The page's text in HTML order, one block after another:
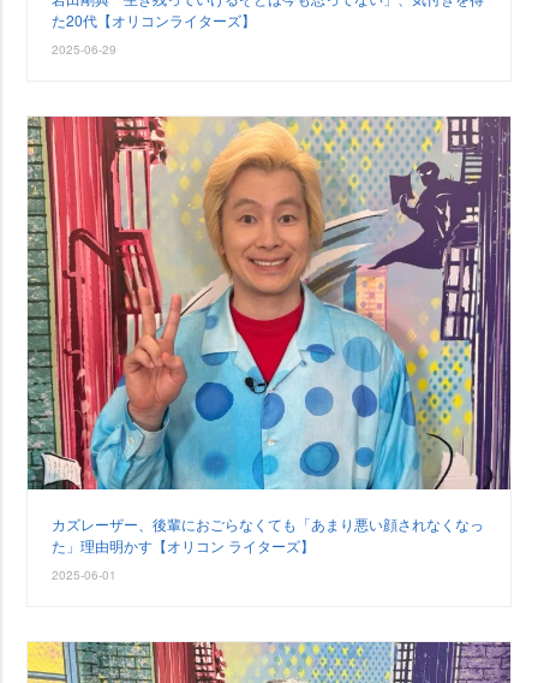
た20代【オリコンライターズ】
2025-06-29
カズレーザー、後輩におごらなくても「あまり悪い顔されなくなっ
た」理由明かす【オリコン ライターズ】
2025-06-01